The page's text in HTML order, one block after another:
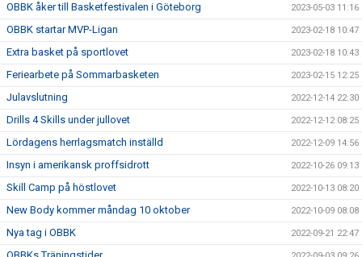
OBBK åker till Basketfestivalen i Göteborg 2023-05-03 11:16
OBBK startar MVP-Ligan 2023-02-18 10:47
Extra basket på sportlovet 2023-02-18 10:43
Feriearbete på Sommarbasketen 2023-02-15 12:25
Julavslutning 2022-12-14 22:30
Drills 4 Skills under jullovet 2022-12-12 08:25
Lördagens herrlagsmatch inställd 2022-12-09 14:56
Insyn i amerikansk proffsidrott 2022-10-26 09:13
Skill Camp på höstlovet 2022-10-13 08:20
New Body kommer måndag 10 oktober 2022-10-09 08:08
Nya tag i OBBK 2022-09-21 22:47